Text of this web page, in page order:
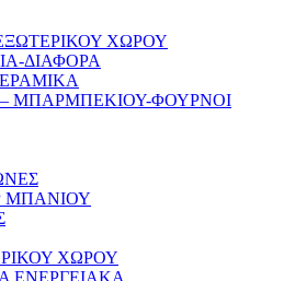
ΧΩΡΟΥ
ΔΙΑΦΟΡΑ
– ΜΠΑΡΜΠΕΚΙΟΥ-ΦΟΥΡΝΟΙ
ΜΠΑΝΙΟΥ
ΧΩΡΟΥ
ΕΝΕΡΓΕΙΑΚΑ